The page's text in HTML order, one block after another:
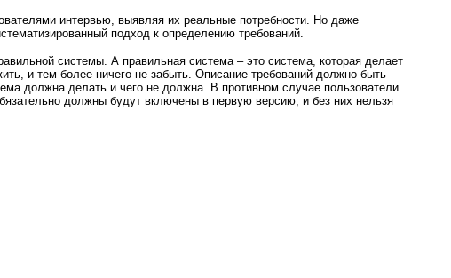
интервью, выявляя их реальные потребности. Но даже
подход к определению требований.
системы. А правильная система – это система, которая делает
и тем более ничего не забыть. Описание требований должно быть
должна делать и чего не должна. В противном случае пользователи
должны будут включены в первую версию, и без них нельзя